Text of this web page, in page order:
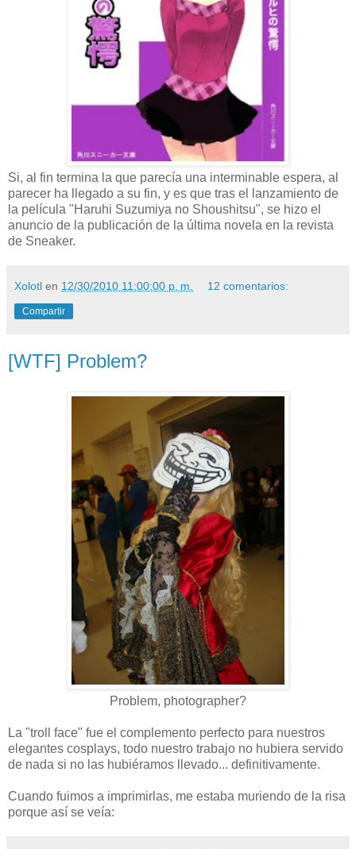
Si, al fin termina la que parecía una interminable espera, al
parecer ha llegado a su fin, y es que tras el lanzamiento de
la película "Haruhi Suzumiya no Shoushitsu", se hizo el
anuncio de la publicación de la última novela en la revista
de Sneaker.
Xolotl en 12/30/2010 11:00:00 p. m. 12 comentarios:
Compartir
[WTF] Problem?
Problem, photographer?
La "troll face" fue el complemento perfecto para nuestros
elegantes cosplays, todo nuestro trabajo no hubiera servido
de nada si no las hubiéramos llevado... definitivamente.
Cuando fuimos a imprimirlas, me estaba muriendo de la risa
porque así se veía: